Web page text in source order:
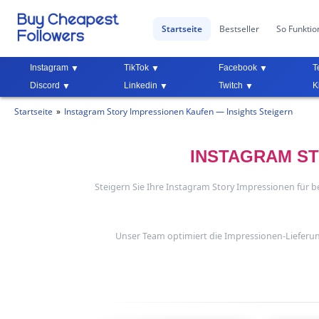
Startseite Bestseller So
Instagram TikTok Facebook
Discord
Linkedin Twitch
Startseite Instagram Story Impressionen Kaufen — Insights Steigern
INSTAGRAM
Steigern Sie Ihre Instagram Story Impressionen für
Unser Team optimiert die Impressionen-